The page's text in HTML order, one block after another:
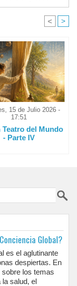
< >
15 de Julio 2026 -
17:51
Teatro del Mundo
- Parte IV
Global?
es el aglutinante
despiertas. En
los temas
la salud, el